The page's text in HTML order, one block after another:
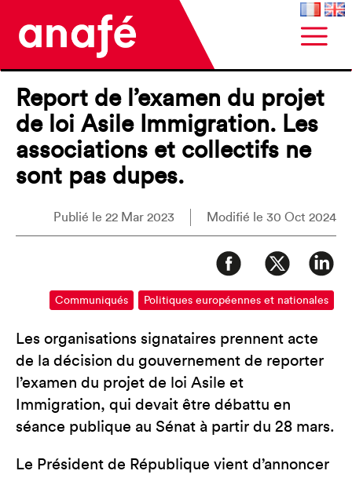
Report de l’examen du projet
de loi Asile Immigration. Les
associations et collectifs ne
sont pas dupes.
Publié le 22 Mar 2023 Modifié le 30 Oct 2024
Communiqués Politiques européennes et nationales
Les organisations signataires prennent acte
de la décision du gouvernement de reporter
l’examen du projet de loi Asile et
Immigration, qui devait être débattu en
séance publique au Sénat à partir du 28 mars.
Le Président de République vient d’annoncer